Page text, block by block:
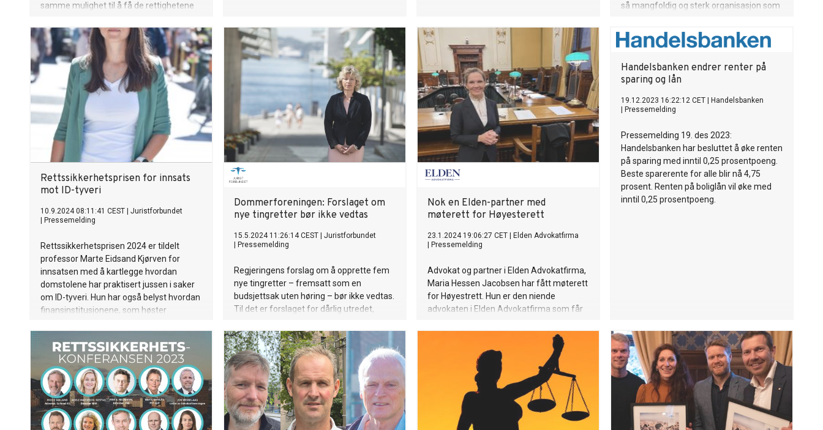
samme mulighet til å få de rettighetene
høre hvilken person, organisasjon eller
institusjon du mener bør få
Rettssikkerhetsprisen 2025.
så mangfoldig og sterk organisasjon som
Rettssikkerhetsprisen for innsats
mot ID-tyveri
10.9.2024 08:11:41 CEST
Juristforbundet
Pressemelding
Rettssikkerhetsprisen 2024 er tildelt
professor Marte Eidsand Kjørven for
innsatsen med å kartlegge hvordan
domstolene har praktisert jussen i saker
om ID-tyveri. Hun har også belyst hvordan
finansinstitusjonene, som høster
på forbrukerne.
Dommerforeningen: Forslaget om
nye tingretter bør ikke vedtas
15.5.2024 11:26:14 CEST
Juristforbundet
Pressemelding
Regjeringens forslag om å opprette fem
nye tingretter – fremsatt som en
budsjettsak uten høring – bør ikke vedtas.
Til det er forslaget for dårlig utredet,
Nok en Elden-partner med
møterett for Høyesterett
23.1.2024 19:06:27 CET
Elden Advokatfirma
Pressemelding
Advokat og partner i Elden Advokatfirma,
Maria Hessen Jacobsen har fått møterett
for Høyestrett. Hun er den niende
advokaten i Elden Advokatfirma som får
Handelsbanken endrer renter på
sparing og lån
19.12.2023 16:22:12 CET
Handelsbanken
Pressemelding
Pressemelding 19. des 2023:
Handelsbanken har besluttet å øke renten
på sparing med inntil 0,25 prosentpoeng.
Beste sparerente for alle blir nå 4,75
prosent. Renten på boliglån vil øke med
inntil 0,25 prosentpoeng.